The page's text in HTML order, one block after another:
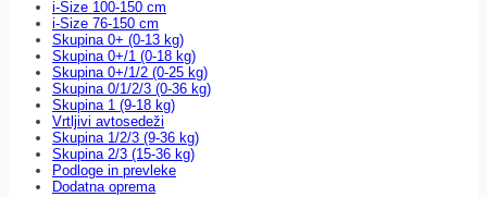
i-Size 100-150 cm
i-Size 76-150 cm
Skupina 0+ (0-13 kg)
Skupina 0+/1 (0-18 kg)
Skupina 0+/1/2 (0-25 kg)
Skupina 0/1/2/3 (0-36 kg)
Skupina 1 (9-18 kg)
Vrtljivi avtosedeži
Skupina 1/2/3 (9-36 kg)
Skupina 2/3 (15-36 kg)
Podloge in prevleke
Dodatna oprema